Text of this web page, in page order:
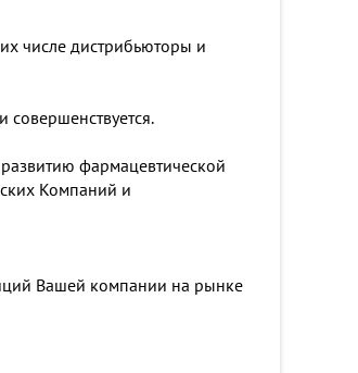
числе дистрибьюторы и
совершенствуется.
фармацевтической
Компаний и
Вашей компании на рынке